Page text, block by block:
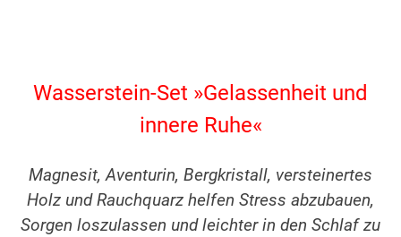
Wasserstein-Set »Gelassenheit und
innere Ruhe«
Magnesit, Aventurin, Bergkristall, versteinertes
Holz und Rauchquarz helfen Stress abzubauen,
Sorgen loszulassen und leichter in den Schlaf zu